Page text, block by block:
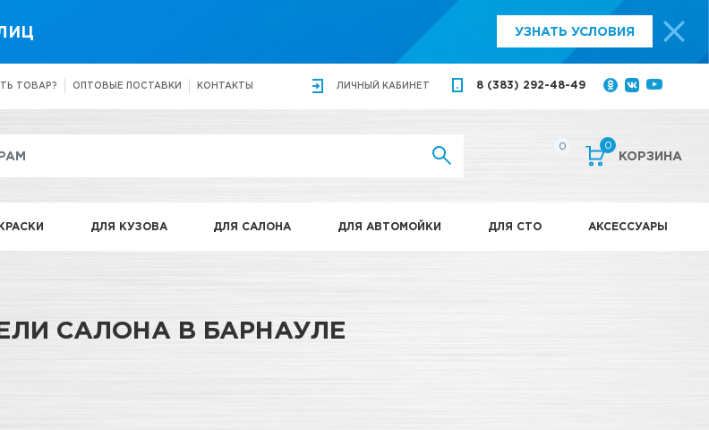
УЗНАТЬ УСЛОВИЯ
ТОВАР? ОПТОВЫЕ ПОСТАВКИ КОНТАКТЫ ЛИЧНЫЙ КАБИНЕТ 8 (383) 292-48-49
0 0
КОРЗИНА
ДЛЯ КУЗОВА ДЛЯ САЛОНА ДЛЯ АВТОМОЙКИ ДЛЯ СТО АКСЕССУАРЫ
САЛОНА В БАРНАУЛЕ